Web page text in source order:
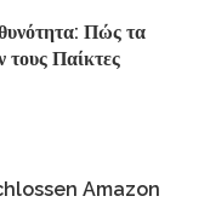
Πώς τα
Παίκτες
Amazon